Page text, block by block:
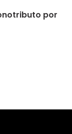
por